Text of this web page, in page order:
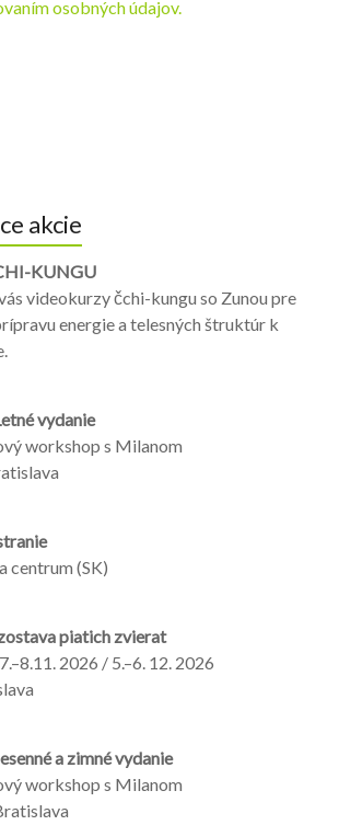
osobných údajov.
akcie
KUNGU
videokurzy čchi-kungu so Zunou pre
energie a telesných štruktúr k
vydanie
workshop s Milanom
centrum (SK)
piatich zvierat
2026 / 5.–6. 12. 2026
a zimné vydanie
workshop s Milanom